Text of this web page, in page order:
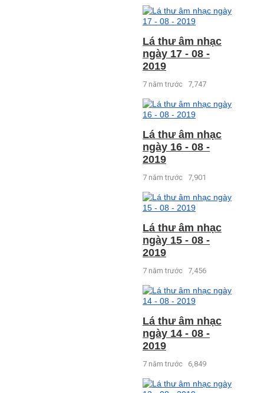
Lá thư âm nhạc
ngày 17 - 08 -
2019
7 năm trước 7,747
Lá thư âm nhạc
ngày 16 - 08 -
2019
7 năm trước 7,901
Lá thư âm nhạc
ngày 15 - 08 -
2019
7 năm trước 7,456
Lá thư âm nhạc
ngày 14 - 08 -
2019
7 năm trước 6,849